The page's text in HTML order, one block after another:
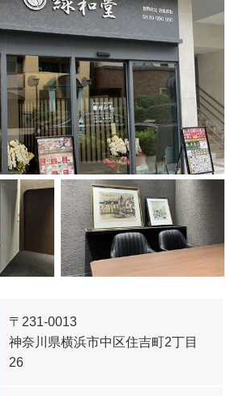
〒231-0013
神奈川県横浜市中区住吉町2丁目
26